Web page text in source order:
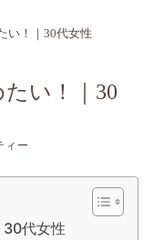
い！｜30代女性
い！｜30
ィー
30代女性